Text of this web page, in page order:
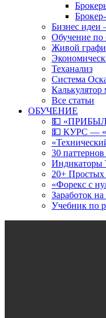
Бизнес
Обучение
Живой
Теханализ
Система
Калькулятор
Все статьи
ОБУЧЕНИЕ
💵
💵 КУРС —
30
Индикаторы
20+
«Форекс с
Заработок
Учебник